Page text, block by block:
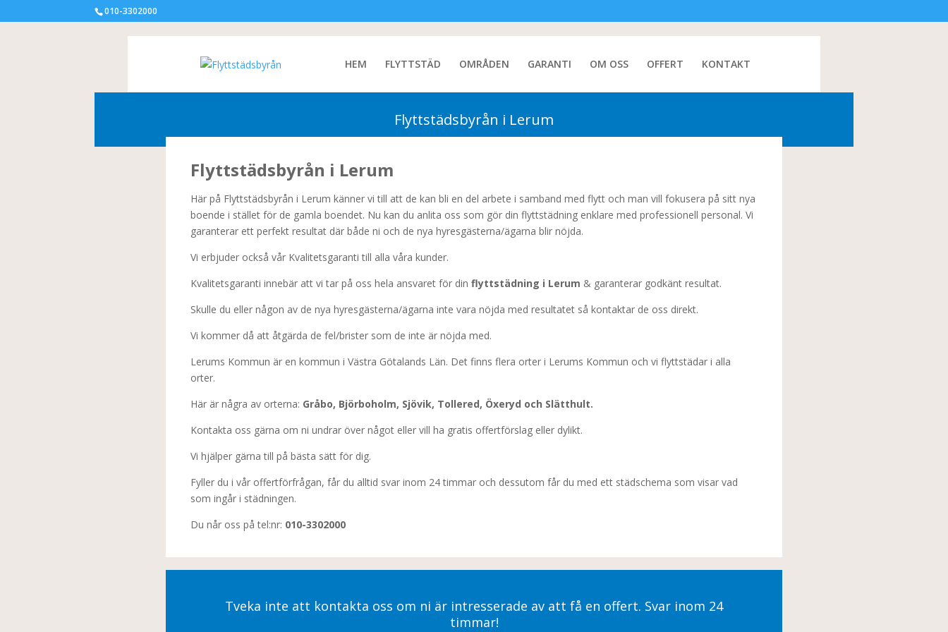
010-3302000
HEM FLYTTSTÄD OMRÅDEN GARANTI OM OSS OFFERT KONTAKT
Flyttstädsbyrån i Lerum
Flyttstädsbyrån i Lerum
Här på Flyttstädsbyrån i Lerum känner vi till att de kan bli en del arbete i samband med flytt och man vill fokusera på sitt nya
boende i stället för de gamla boendet. Nu kan du anlita oss som gör din flyttstädning enklare med professionell personal. Vi
garanterar ett perfekt resultat där både ni och de nya hyresgästerna/ägarna blir nöjda.
Vi erbjuder också vår Kvalitetsgaranti till alla våra kunder.
Kvalitetsgaranti innebär att vi tar på oss hela ansvaret för dinflyttstädning i Lerum & garanterar godkänt resultat.
Skulle du eller någon av de nya hyresgästerna/ägarna inte vara nöjda med resultatet så kontaktar de oss direkt.
Vi kommer då att åtgärda de fel/brister som de inte är nöjda med.
Lerums Kommun är en kommun i Västra Götalands Län. Det finns flera orter i Lerums Kommun och vi flyttstädar i alla
orter.
Här är några av orterna: Gråbo, Björboholm, Sjövik, Tollered, Öxeryd och Slätthult.
Kontakta oss gärna om ni undrar över något eller vill ha gratis offertförslag eller dylikt.
Vi hjälper gärna till på bästa sätt för dig.
Fyller du i vår offertförfrågan, får du alltid svar inom 24 timmar och dessutom får du med ett städschema som visar vad
som ingår i städningen.
Du når oss på tel:nr: 010-3302000
Tveka inte att kontakta oss om ni är intresserade av att få en offert. Svar inom 24
timmar!